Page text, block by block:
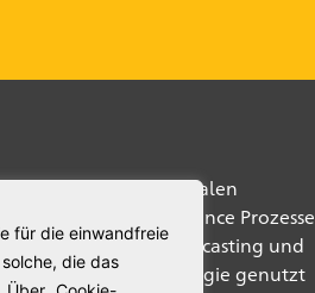
für die einwandfreie
die das
bei der digitalen
Business Intelligence Prozesse
Reporting, Forecasting und
Microsoft BI Technologie genutzt